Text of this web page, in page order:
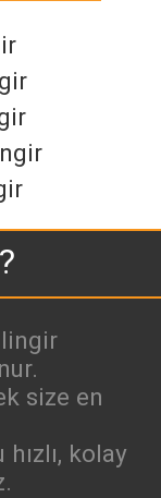
size en
kolay